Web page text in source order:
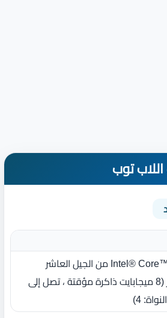
توب
- معالج Intel® Core™ i7-1065G7 من الجيل العاشر
بسرعة 1.30 جيجاهرتز ‏(‏8 ميجابايت ذاكرة مؤقتة ، تصل إلى